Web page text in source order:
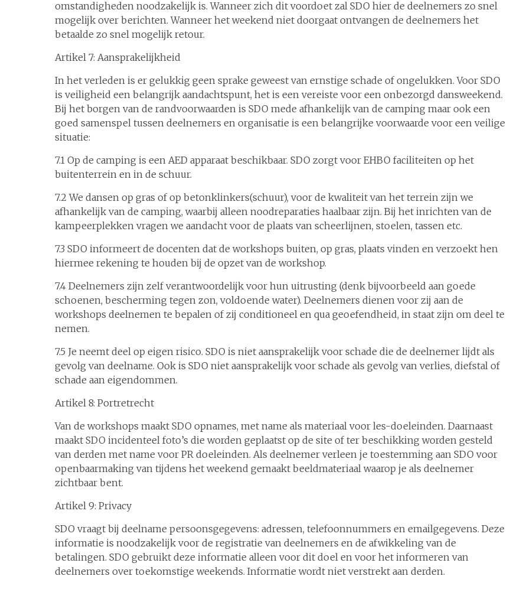
omstandigheden noodzakelijk is. Wanneer zich dit voordoet zal SDO hier de deelnemers zo snel
mogelijk over berichten. Wanneer het weekend niet doorgaat ontvangen de deelnemers het
betaalde zo snel mogelijk retour.
Artikel 7: Aansprakelijkheid
In het verleden is er gelukkig geen sprake geweest van ernstige schade of ongelukken. Voor SDO
is veiligheid een belangrijk aandachtspunt, het is een vereiste voor een onbezorgd dansweekend.
Bij het borgen van de randvoorwaarden is SDO mede afhankelijk van de camping maar ook een
goed samenspel tussen deelnemers en organisatie is een belangrijke voorwaarde voor een veilige
situatie:
7.1 Op de camping is een AED apparaat beschikbaar. SDO zorgt voor EHBO faciliteiten op het
buitenterrein en in de schuur.
7.2 We dansen op gras of op betonklinkers(schuur), voor de kwaliteit van het terrein zijn we
afhankelijk van de camping, waarbij alleen noodreparaties haalbaar zijn. Bij het inrichten van de
kampeerplekken vragen we aandacht voor de plaats van scheerlijnen, stoelen, tassen etc.
7.3 SDO informeert de docenten dat de workshops buiten, op gras, plaats vinden en verzoekt hen
hiermee rekening te houden bij de opzet van de workshop.
7.4 Deelnemers zijn zelf verantwoordelijk voor hun uitrusting (denk bijvoorbeeld aan goede
schoenen, bescherming tegen zon, voldoende water). Deelnemers dienen voor zij aan de
workshops deelnemen te bepalen of zij conditioneel en qua geoefendheid, in staat zijn om deel te
nemen.
7.5 Je neemt deel op eigen risico. SDO is niet aansprakelijk voor schade die de deelnemer lijdt als
gevolg van deelname. Ook is SDO niet aansprakelijk voor schade als gevolg van verlies, diefstal of
schade aan eigendommen.
Artikel 8: Portretrecht
Van de workshops maakt SDO opnames, met name als materiaal voor les-doeleinden. Daarnaast
maakt SDO incidenteel foto’s die worden geplaatst op de site of ter beschikking worden gesteld
van derden met name voor PR doeleinden. Als deelnemer verleen je toestemming aan SDO voor
openbaarmaking van tijdens het weekend gemaakt beeldmateriaal waarop je als deelnemer
zichtbaar bent.
Artikel 9: Privacy
SDO vraagt bij deelname persoonsgegevens: adressen, telefoonnummers en emailgegevens. Deze
informatie is noodzakelijk voor de registratie van deelnemers en de afwikkeling van de
betalingen. SDO gebruikt deze informatie alleen voor dit doel en voor het informeren van
deelnemers over toekomstige weekends. Informatie wordt niet verstrekt aan derden.